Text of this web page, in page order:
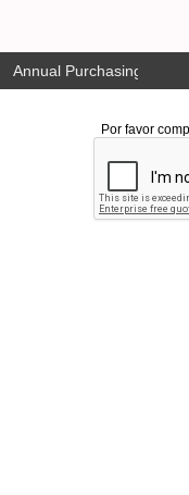
Annual Purchasing Plan
Por favor